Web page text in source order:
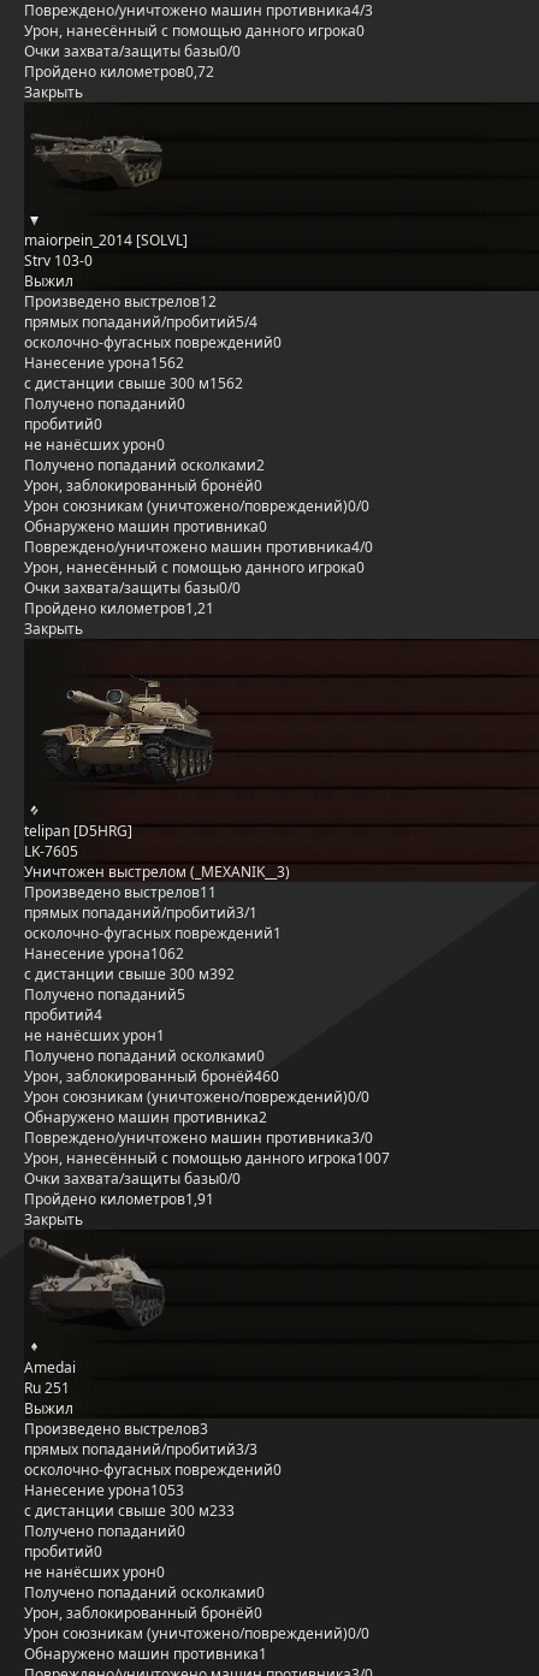
Повреждено/уничтожено машин противника4/3
Урон, нанесённый с помощью данного игрока0
Очки захвата/защиты базы0/0
Пройдено километров0,72
Закрыть
maiorpein_2014 [SOLVL]
Strv 103-0
Выжил
Произведено выстрелов12
прямых попаданий/пробитий5/4
осколочно-фугасных повреждений0
Нанесение урона1562
с дистанции свыше 300 м1562
Получено попаданий0
пробитий0
не нанёсших урон0
Получено попаданий осколками2
Урон, заблокированный бронёй0
Урон союзникам (уничтожено/повреждений)0/0
Обнаружено машин противника0
Повреждено/уничтожено машин противника4/0
Урон, нанесённый с помощью данного игрока0
Очки захвата/защиты базы0/0
Пройдено километров1,21
Закрыть
telipan [D5HRG]
LK-7605
Уничтожен выстрелом (_MEXANIK__3)
Произведено выстрелов11
прямых попаданий/пробитий3/1
осколочно-фугасных повреждений1
Нанесение урона1062
с дистанции свыше 300 м392
Получено попаданий5
пробитий4
не нанёсших урон1
Получено попаданий осколками0
Урон, заблокированный бронёй460
Урон союзникам (уничтожено/повреждений)0/0
Обнаружено машин противника2
Повреждено/уничтожено машин противника3/0
Урон, нанесённый с помощью данного игрока1007
Очки захвата/защиты базы0/0
Пройдено километров1,91
Закрыть
Amedai
Ru 251
Выжил
Произведено выстрелов3
прямых попаданий/пробитий3/3
осколочно-фугасных повреждений0
Нанесение урона1053
с дистанции свыше 300 м233
Получено попаданий0
пробитий0
не нанёсших урон0
Получено попаданий осколками0
Урон, заблокированный бронёй0
Урон союзникам (уничтожено/повреждений)0/0
Обнаружено машин противника1